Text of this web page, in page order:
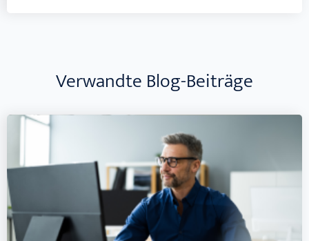
Verwandte Blog-Beiträge